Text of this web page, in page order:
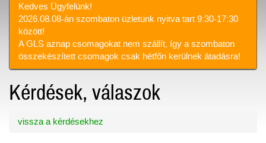
Kedves Ügyfelünk!
2026.08.08-án szombaton üzletünk nyitva tart 9:30-17:30
között!
A GLS aznap csomagokat nem szállít, így a szombaton
összekészített csomagok csak hétfőn kerülnek átadásra!
Kérdések, válaszok
vissza a kérdésekhez